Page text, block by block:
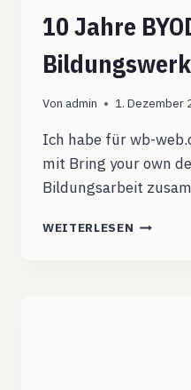
10 Jahre
Bildungswerk
Von admin 1. Dezember
Ich habe für wb-
mit Bring your own
Bildungsarbeit
WEITERLESEN 10